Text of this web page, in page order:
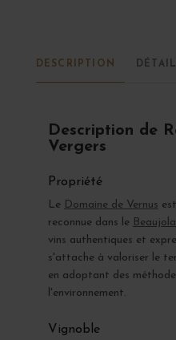
DESCRIPTION
Description de
Vergers
Propriété
Le Domaine de Vernus
reconnue dans le
vins authentiques et
s'attache à valoriser le
en adoptant des
l'environnement.
Vignoble